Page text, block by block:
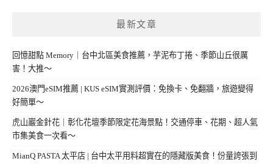
最新文章
回憶甜點 Memory｜台中北區美食推薦，芋泥布丁捲、季節山丘很厲
害！大推～
2026澳門eSIM推薦 | KUS eSIM實測評價：免換卡、免翻牆，旅遊變得
好簡單～
虎山巖金針花｜彰化花壇季節限定花海景點！交通停車、花期、超人氣
市集美食一次看～
MianQ PASTA 太平店 | 台中太平用料超實在的隱藏版美食！份量誇張到